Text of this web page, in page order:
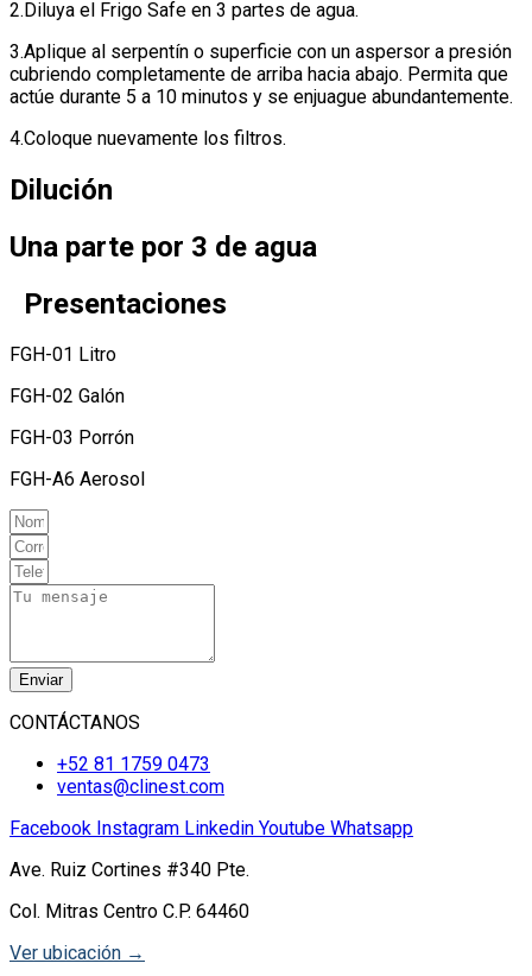
2.Diluya el Frigo Safe en 3 partes de agua.
3.Aplique al serpentín o superficie con un aspersor a presión
cubriendo completamente de arriba hacia abajo. Permita que
actúe durante 5 a 10 minutos y se enjuague abundantemente.
4.Coloque nuevamente los filtros.
Dilución
Una parte por 3 de agua
Presentaciones
FGH-01 Litro
FGH-02 Galón
FGH-03 Porrón
FGH-A6 Aerosol
Enviar
CONTÁCTANOS
+52 81 1759 0473
ventas@clinest.com
Facebook Instagram Linkedin Youtube Whatsapp
Ave. Ruiz Cortines #340 Pte.
Col. Mitras Centro C.P. 64460
Ver ubicación →